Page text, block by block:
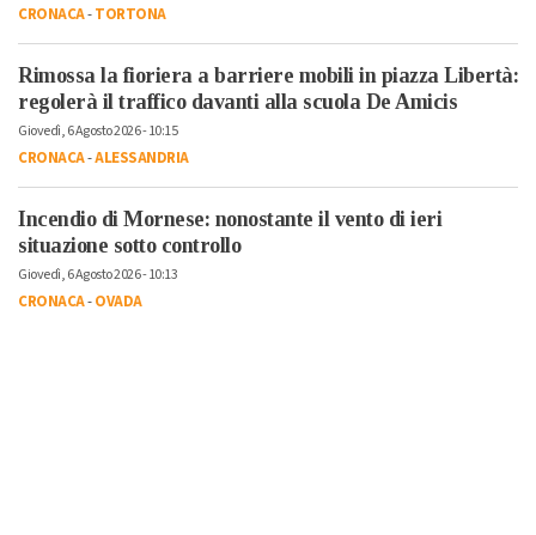
CRONACA-TORTONA
Rimossa la fioriera a barriere mobili in piazza Libertà:
regolerà il traffico davanti alla scuola De Amicis
Giovedì, 6 Agosto 2026 - 10:15
CRONACA-ALESSANDRIA
Incendio di Mornese: nonostante il vento di ieri
situazione sotto controllo
Giovedì, 6 Agosto 2026 - 10:13
CRONACA-OVADA